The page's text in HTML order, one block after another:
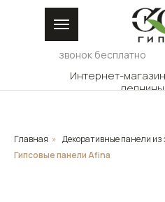
Интернет-
лепнины
звонок бесплатно
Главная » Декоративные панели из
Гипсовые панели Afina